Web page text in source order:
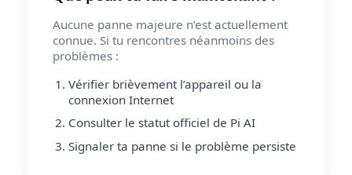
Aucune panne majeure n’est actuellement
connue. Si tu rencontres néanmoins des
problèmes :
Vérifier brièvement l’appareil ou la
connexion Internet
Consulter le statut officiel de Pi AI
Signaler ta panne si le problème persiste